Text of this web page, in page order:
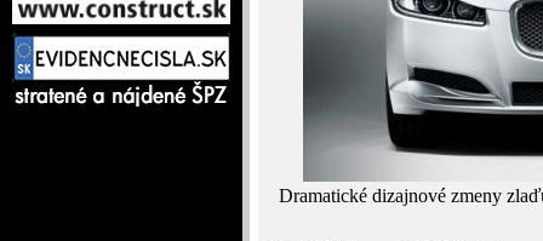
Dramatické dizajnové zmeny